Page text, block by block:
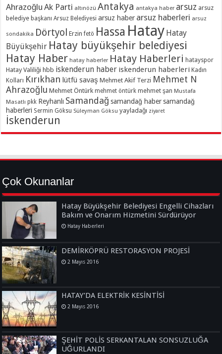
Ahrazoğlu Ak Parti altınözü Antakya antakya haber arsuz arsuz
belediye başkanı Arsuz Belediyesi arsuz haber arsuz haberleri arsuz
sondakika Dörtyol Erzin fetö Hassa Hatay Hatay
Büyükşehir Hatay büyükşehir belediyesi
Hatay Haber hatay haberler Hatay Haberleri hatayspor
Hatay Valiliği hbb iskenderun haber iskenderun haberleri Kadın
Kolları Kırıkhan lütfü savaş Mehmet Akif Terzi Mehmet N
Ahrazoğlu Mehmet Öntürk mehmet öntürk mehmet şan Mustafa
Masatlı pkk Reyhanlı Samandağ samandağ haber samandağ
haberleri Sermin Göksu Süleyman Göksu yayladağı ziyaret
İskenderun
Çok Okunanlar
Hatay Büyükşehir Belediyesi Engelli Cihazları
Bakım ve Onarım Hizmetini Sürdürüyor
Hatay Haberleri
DEMİRKÖPRÜ RESTORASYON PROJESİ
2 Mayıs 2016
HATAY’DA ELEKTRİK KESİNTİSİ
2 Mayıs 2016
ŞEHİT POLİS SERKANTALAN SONSUZLUĞA
UĞURLANDI